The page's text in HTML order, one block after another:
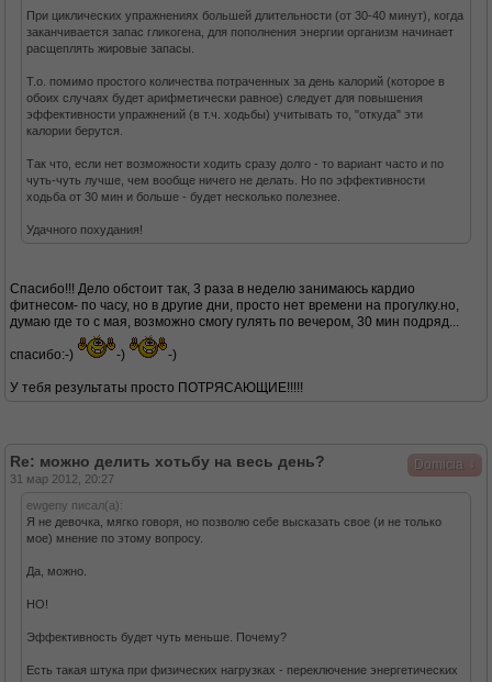
При циклических упражнениях большей длительности (от 30-40 минут), когда
заканчивается запас гликогена, для пополнения энергии организм начинает
расщеплять жировые запасы.
Т.о. помимо простого количества потраченных за день калорий (которое в
обоих случаях будет арифметически равное) следует для повышения
эффективности упражнений (в т.ч. ходьбы) учитывать то, "откуда" эти
калории берутся.
Так что, если нет возможности ходить сразу долго - то вариант часто и по
чуть-чуть лучше, чем вообще ничего не делать. Но по эффективности
ходьба от 30 мин и больше - будет несколько полезнее.
Удачного похудания!
Спасибо!!! Дело обстоит так, 3 раза в неделю занимаюсь кардио
фитнесом- по часу, но в другие дни, просто нет времени на прогулку.но,
думаю где то с мая, возможно смогу гулять по вечером, 30 мин подряд...
спасибо:-) -) -)
У тебя результаты просто ПОТРЯСАЮЩИЕ!!!!!
Domicia
Re: можно делить хотьбу на весь день?
31 мар 2012, 20:27
ewgeny писал(а):
Я не девочка, мягко говоря, но позволю себе высказать свое (и не только
мое) мнение по этому вопросу.
Да, можно.
НО!
Эффективность будет чуть меньше. Почему?
Есть такая штука при физических нагрузках - переключение энергетических